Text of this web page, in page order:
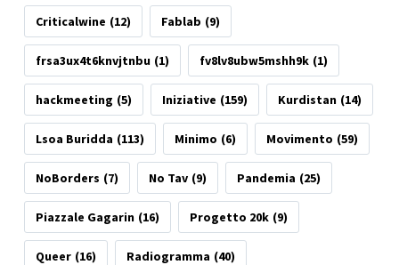
Criticalwine (12) Fablab (9)
frsa3ux4t6knvjtnbu (1) fv8lv8ubw5mshh9k (1)
hackmeeting (5) Iniziative (159) Kurdistan (14)
Lsoa Buridda (113) Minimo (6) Movimento (59)
NoBorders (7) No Tav (9) Pandemia (25)
Piazzale Gagarin (16) Progetto 20k (9)
Queer (16) Radiogramma (40)